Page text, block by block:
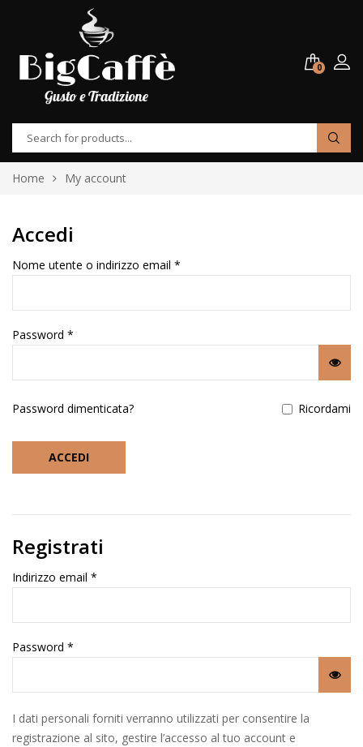
0
Home My account
Accedi
Nome utente o indirizzo email *
Password *
Ricordami
ACCEDI
Password dimenticata?
Registrati
Indirizzo email *
Password *
I dati personali forniti verranno utilizzati per consentire la
registrazione al sito, gestire l’accesso al tuo account e